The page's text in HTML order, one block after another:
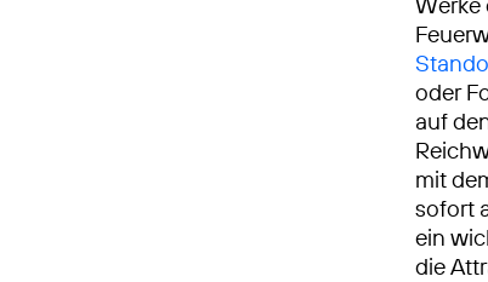
oder
auf
mit
sofort
ein
die